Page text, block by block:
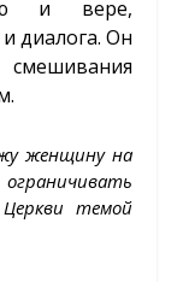
и вере,
диалога. Он
женщину на
темой